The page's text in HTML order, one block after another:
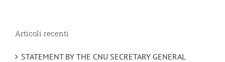
Articoli recenti
STATEMENT BY THE CNU SECRETARY GENERAL